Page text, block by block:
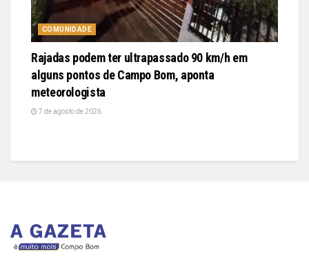
COMUNIDADE
Rajadas podem ter ultrapassado 90 km/h em
alguns pontos de Campo Bom, aponta
meteorologista
7 de agosto de 2026